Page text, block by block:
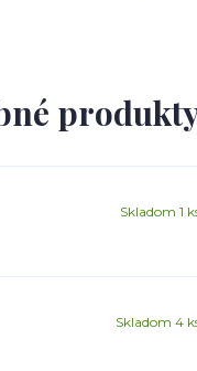
Skladom 1
Skladom 4